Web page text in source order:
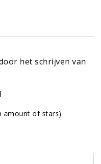
het schrijven van
amount of stars)